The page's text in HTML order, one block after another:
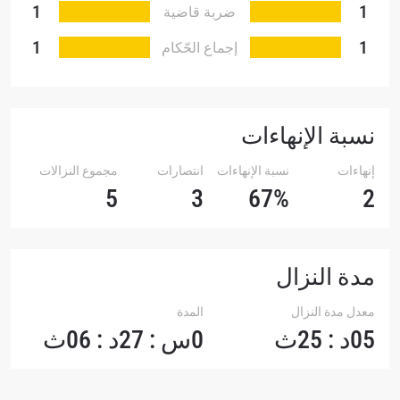
1
ضربة قاضية
1
1
إجماع الحّكام 1
نسبة الإنهاءات
إنهاءات
2
نسبة الإنهاءات
67%
انتصارات
3
مجموع النزالات
5
مدة النزال
معدل مدة النزال
05د : 25ث
المدة
0س : 27د : 06ث